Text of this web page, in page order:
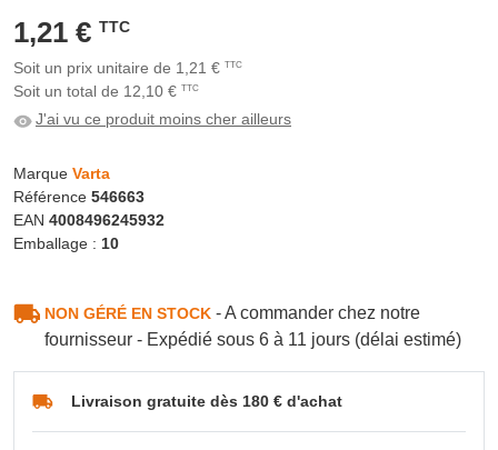
1,21 € TTC
Soit un prix unitaire de 1,21 € TTC
Soit un total de 12,10 € TTC
J'ai vu ce produit moins cher ailleurs
Marque Varta
Référence 546663
EAN 4008496245932
Emballage : 10
NON GÉRÉ EN STOCK- A commander chez notre
fournisseur - Expédié sous 6 à 11 jours (délai estimé)
Livraison gratuite dès 180 € d'achat